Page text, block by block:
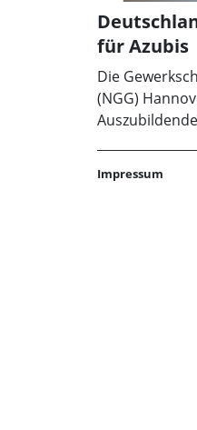
für Azubis
Die
(NGG)
nur 31,50
Impressum